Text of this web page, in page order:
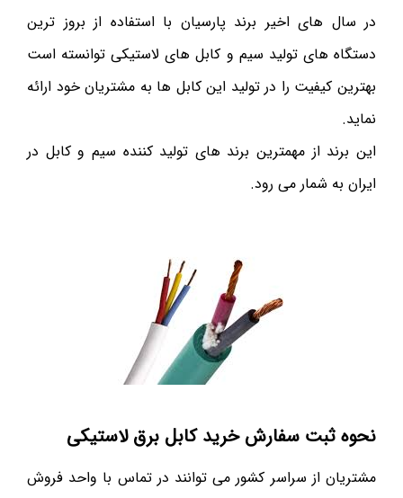
در سال های اخیر برند پارسیان با استفاده از بروز ترین
دستگاه های تولید سیم و کابل های لاستیکی توانسته است
بهترین کیفیت را در تولید این کابل ها به مشتریان خود ارائه
نماید.
این برند از مهمترین برند های تولید کننده سیم و کابل در
ایران به شمار می رود.
نحوه ثبت سفارش خرید کابل برق لاستیکی
مشتریان از سراسر کشور می توانند در تماس با واحد فروش